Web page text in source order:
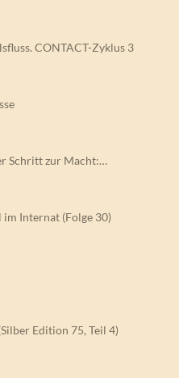
CONTACT-Zyklus 3
Schritt zur Macht:…
im Internat (Folge 30)
Edition 75, Teil 4)